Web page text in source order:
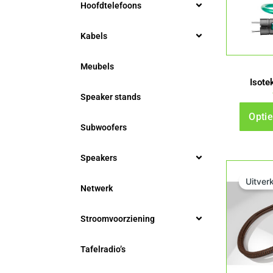
Hoofdtelefoons
Kabels
Meubels
Speaker stands
Subwoofers
Speakers
Netwerk
Stroomvoorziening
Tafelradio’s